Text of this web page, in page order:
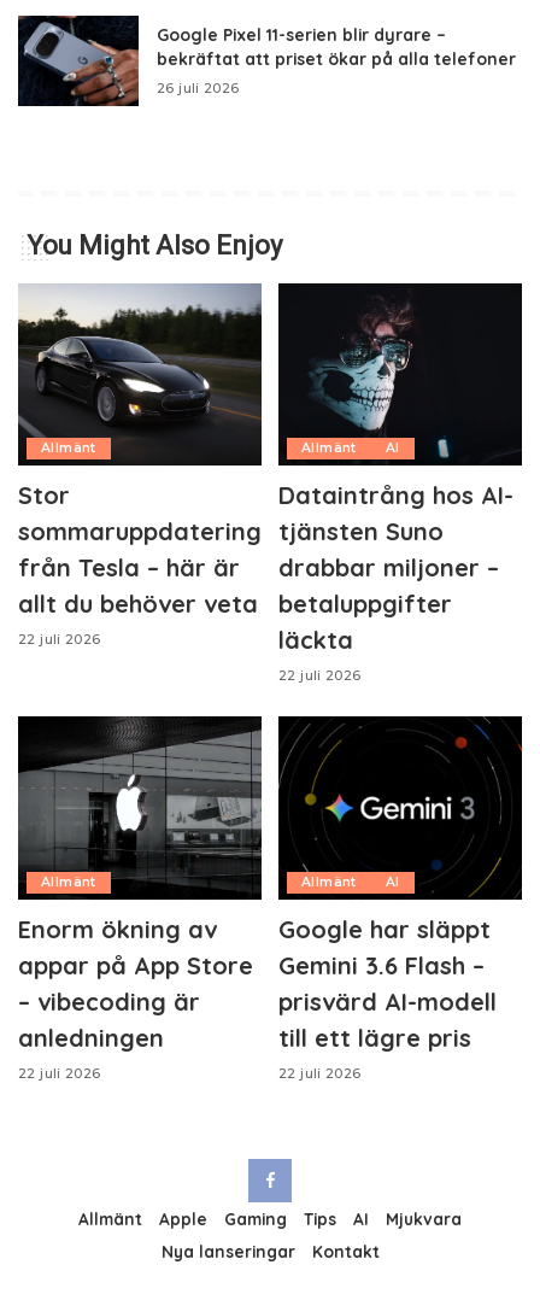
Google Pixel 11-serien blir dyrare –
bekräftat att priset ökar på alla telefoner
26 juli 2026
You Might Also Enjoy
Allmänt
Stor
sommaruppdatering
från Tesla – här är
allt du behöver veta
22 juli 2026
Allmänt AI
Dataintrång hos AI-
tjänsten Suno
drabbar miljoner –
betaluppgifter
läckta
22 juli 2026
Allmänt
Enorm ökning av
appar på App Store
– vibecoding är
anledningen
22 juli 2026
Allmänt AI
Google har släppt
Gemini 3.6 Flash –
prisvärd AI-modell
till ett lägre pris
22 juli 2026
Allmänt Apple Gaming Tips AI
Mjukvara
Nya lanseringar
Kontakt